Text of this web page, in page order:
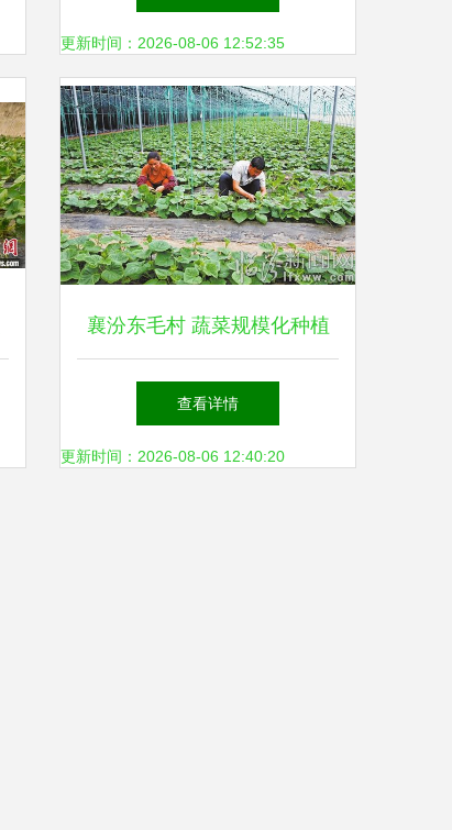
更新时间：2026-08-06 12:52:35
襄汾东毛村 蔬菜规模化种植
助力农业增效农民增收
查看详情
更新时间：2026-08-06 12:40:20